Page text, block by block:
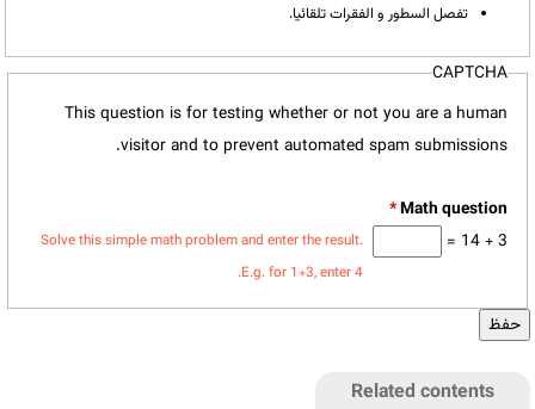
تفصل السطور و الفقرات تلقائيا.
CAPTCHA
This question is for testing whether or not you are a human
visitor and to prevent automated spam submissions.
*
3 + 14 =
Solve this simple math problem and enter the result.
E.g. for 1+3, enter 4.
Related contents